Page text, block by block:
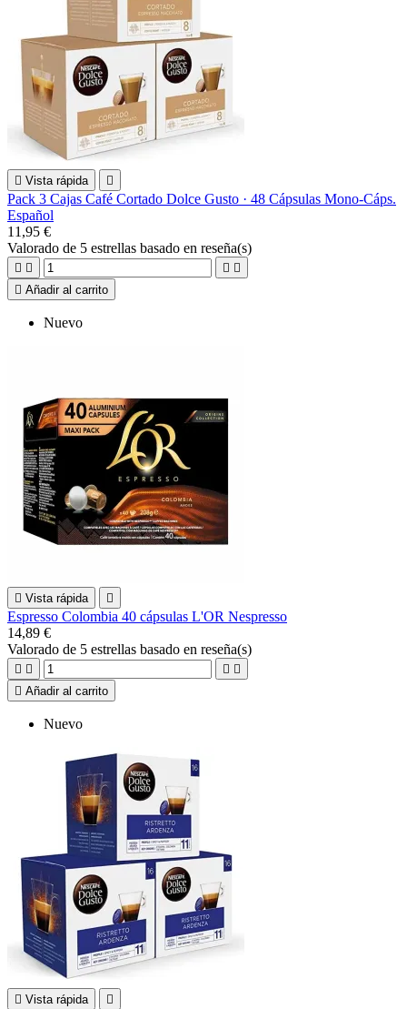
 Vista rápida 
Pack 3 Cajas Café Cortado Dolce Gusto · 48 Cápsulas Mono-Cáps.
Español
11,95 €
Valorado de 5 estrellas basado en reseña(s)
   
 Añadir al carrito
Nuevo
 Vista rápida 
Espresso Colombia 40 cápsulas L'OR Nespresso
14,89 €
Valorado de 5 estrellas basado en reseña(s)
   
 Añadir al carrito
Nuevo
 Vista rápida 